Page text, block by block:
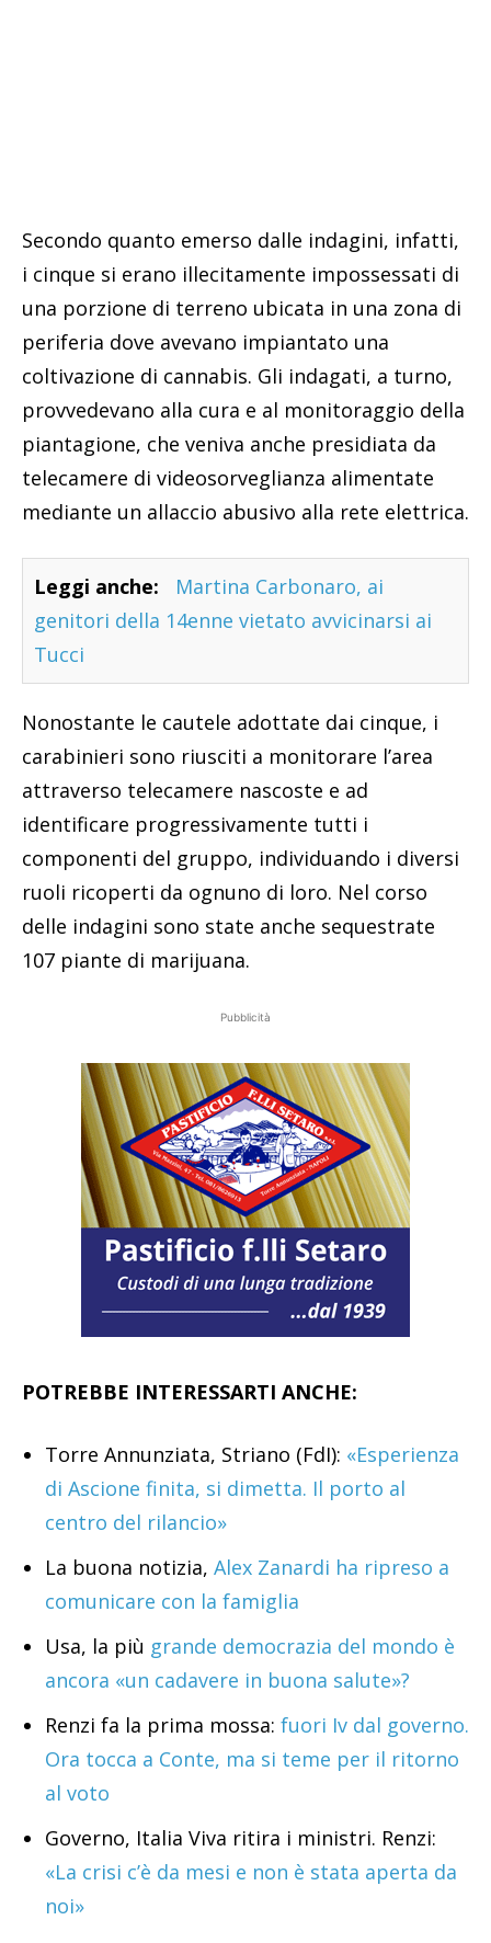
Secondo quanto emerso dalle indagini, infatti,
i cinque si erano illecitamente impossessati di
una porzione di terreno ubicata in una zona di
periferia dove avevano impiantato una
coltivazione di cannabis. Gli indagati, a turno,
provvedevano alla cura e al monitoraggio della
piantagione, che veniva anche presidiata da
telecamere di videosorveglianza alimentate
mediante un allaccio abusivo alla rete elettrica.
Leggi anche:
Martina Carbonaro, ai
genitori della 14enne vietato avvicinarsi ai
Tucci
Nonostante le cautele adottate dai cinque, i
carabinieri sono riusciti a monitorare l’area
attraverso telecamere nascoste e ad
identificare progressivamente tutti i
componenti del gruppo, individuando i diversi
ruoli ricoperti da ognuno di loro. Nel corso
delle indagini sono state anche sequestrate
107 piante di marijuana.
Pubblicità
POTREBBE INTERESSARTI ANCHE:
Torre Annunziata, Striano (FdI): «Esperienza
di Ascione finita, si dimetta. Il porto al
centro del rilancio»
La buona notizia, Alex Zanardi ha ripreso a
comunicare con la famiglia
Usa, la più grande democrazia del mondo è
ancora «un cadavere in buona salute»?
Renzi fa la prima mossa: fuori Iv dal governo.
Ora tocca a Conte, ma si teme per il ritorno
al voto
Governo, Italia Viva ritira i ministri. Renzi:
«La crisi c’è da mesi e non è stata aperta da
noi»